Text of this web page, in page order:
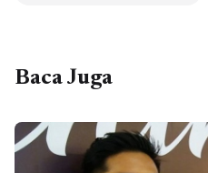
Baca Juga